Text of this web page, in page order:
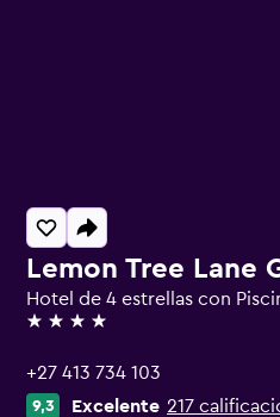
Lemon Tree Lane
Hotel de 4 estrellas con
4 estrellas
+27 413 734 103
9,3 Excelente 217